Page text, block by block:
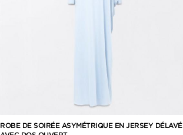
ROBE DE SOIRÉE ASYMÉTRIQUE EN JERSEY DÉLAVÉ